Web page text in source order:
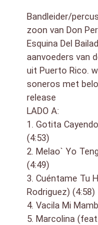
mucho mas que
de telenovela.
cubano (Trio
con un arreglo
Bandleider/
zoon van Don
Esquina Del
aanvoeders van
uit Puerto Rico.
soneros met
release
LADO A:
1. Gotita
(4:53)
2. Melao` Yo
(4:49)
3. Cuéntame Tu
Rodriguez) (4:58)
4. Vacila Mi
5. Marcolina